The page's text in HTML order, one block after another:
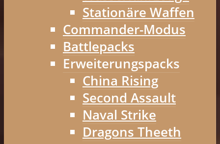
Stationäre Waffen
Commander-Modus
Battlepacks
Erweiterungspacks
China Rising
Second Assault
Naval Strike
Dragons Theeth